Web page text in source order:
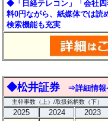
◆「日経テレコン」「会社
料0円ながら、紙媒体では読
検索機能も充実
◆松井証券 ⇒詳細情報
主幹事数（上）/取扱銘柄数（下）
2025 2024
2023